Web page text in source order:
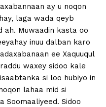
ay u noqon
laga wada qeyb
ah. Muwaadin kasta oo
inuu dalban karo
ee Xaquuqul
waxey sidoo kale
si loo hubiyo in
lahaa mid si
Soomaaliyeed. Sidoo